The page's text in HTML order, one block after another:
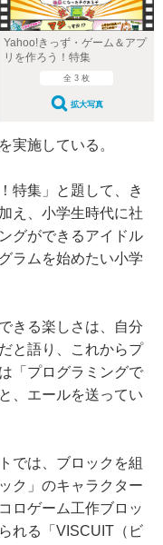
Yahoo!きっず・ゲーム＆アプ
リを作ろう！特集
全 3 枚
拡大写真
実施している。
特集」と題して、き
え、小学生時代に社
グができるアイドル
ラムを始めたい小学
きる楽しさは、自分
と語り、これからプ
「プログラミングで
、エールを送ってい
では、ブロックを組
ク」のキャラクター
ロゲーム工作ブロッ
れる「VISCUIT（ビ